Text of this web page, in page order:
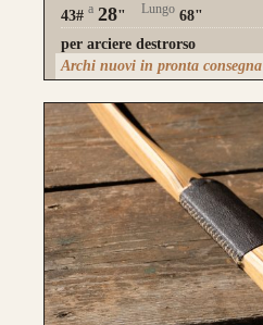
43# a 28" Lungo 68"
per arciere destrorso
Archi nuovi in pronta consegna